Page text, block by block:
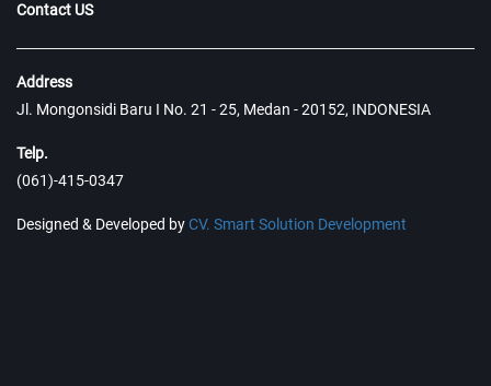
Contact US
Address
Jl. Mongonsidi Baru I No. 21 - 25, Medan - 20152, INDONESIA
Telp.
(061)-415-0347
Designed & Developed byCV. Smart Solution Development